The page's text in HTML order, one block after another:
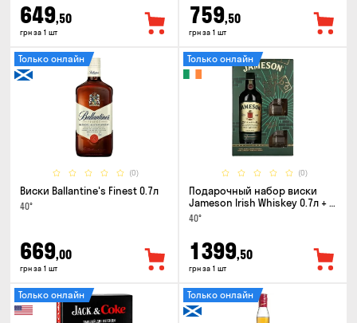
649,50
грн за 1 шт
759,50
грн за 1 шт
(0)
Только онлайн
Виски Ballantine's Finest 0.7л
40°
669,00
грн за 1 шт
(0)
Только онлайн
Подарочный набор виски
Jameson Irish Whiskey 0.7л + 2
стакана
40°
1399,50
грн за 1 шт
Только онлайн Только онлайн